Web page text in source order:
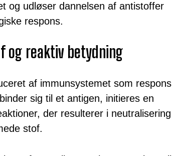
og udløser dannelsen af antistoffer
respons.
og reaktiv betydning
af immunsystemet som respons
sig til et antigen, initieres en
der resulterer i neutralisering
stof.